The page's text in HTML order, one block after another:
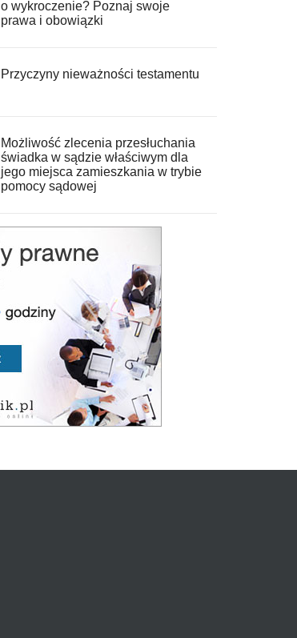
o wykroczenie? Poznaj swoje
prawa i obowiązki
Przyczyny nieważności testamentu
Możliwość zlecenia przesłuchania
świadka w sądzie właściwym dla
jego miejsca zamieszkania w trybie
pomocy sądowej